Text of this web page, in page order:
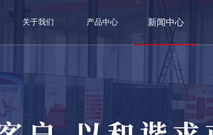
关于我们 产品中心 新闻中心